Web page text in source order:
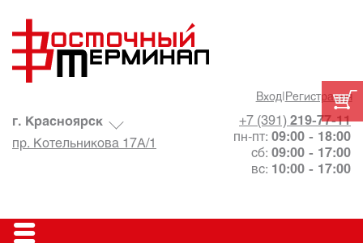
Вход| Регистрация
+7 (391) 219-77-11
пн-пт: 09:00 - 18:00
сб: 09:00 - 17:00
вс: 10:00 - 17:00
г. Красноярск
пр. Котельникова 17А/1